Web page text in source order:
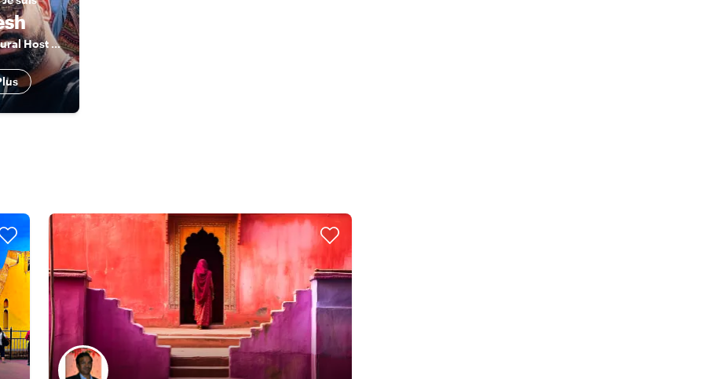
“Licensed Cultural Host & Storyteller | Jaipur & India”